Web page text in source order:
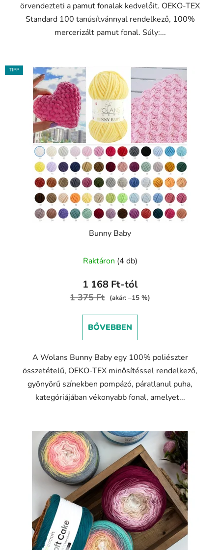
örvendezteti a pamut fonalak kedvelőit. OEKO-TEX
Standard 100 tanúsítvánnyal rendelkező, 100%
mercerizált pamut fonal. Súly:...
TIPP
Bunny Baby
termék
átlagos
értékelése
5,0
Raktáron (4 db)
1 168 Ft-tól
1 375 Ft (akár: –15 %)
BŐVEBBEN
A Wolans Bunny Baby egy 100% poliészter
összetételű, OEKO-TEX minősítéssel rendelkező,
gyönyörű színekben pompázó, páratlanul puha,
kategóriájában vékonyabb fonal, amelyet...